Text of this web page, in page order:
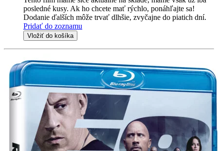
posledné kusy. Ak ho chcete mať rýchlo, ponáhľajte sa!
Dodanie ďalších môže trvať dlhšie, zvyčajne do piatich dní.
Pridať do zoznamu
Vložiť do košíka